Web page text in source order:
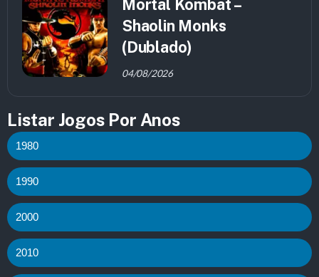
Mortal Kombat –
Shaolin Monks
(Dublado)
04/08/2026
Listar Jogos Por Anos
1980
1990
2000
2010